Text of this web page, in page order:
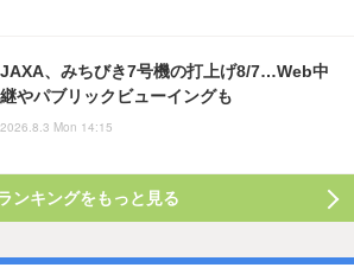
JAXA、みちびき7号機の打上げ8/7…Web中
継やパブリックビューイングも
2026.8.3 Mon 14:15
ンキングをもっと見る